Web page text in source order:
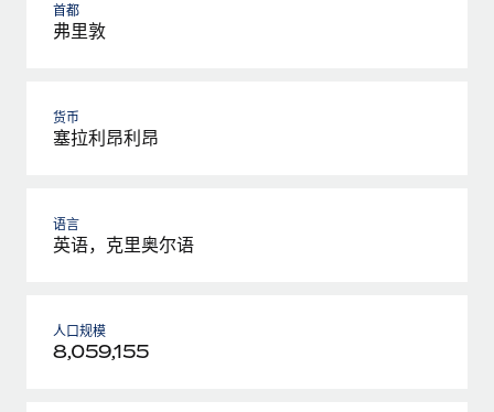
首都
弗里敦
货币
塞拉利昂利昂
语言
英语，克里奥尔语
人口规模
8,059,155